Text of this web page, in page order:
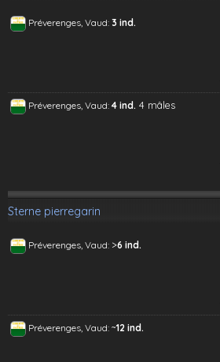
Préverenges, Vaud: 3 ind.
Préverenges, Vaud: 4 ind. 4 mâles
Sterne pierregarin
Préverenges, Vaud: >6 ind.
Préverenges, Vaud: ~12 ind.